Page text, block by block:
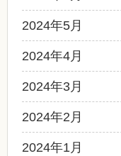
2024年5月
2024年4月
2024年3月
2024年2月
2024年1月